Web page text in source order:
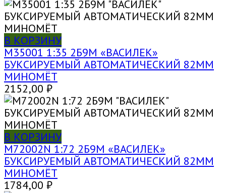
В КОРЗИНУ
M35001 1:35 2Б9М «ВАСИЛЕК»
БУКСИРУЕМЫЙ АВТОМАТИЧЕСКИЙ 82ММ
МИНОМЁТ
2152,00 ₽
В КОРЗИНУ
M72002N 1:72 2Б9М «ВАСИЛЕК»
БУКСИРУЕМЫЙ АВТОМАТИЧЕСКИЙ 82ММ
МИНОМЁТ
1784,00 ₽